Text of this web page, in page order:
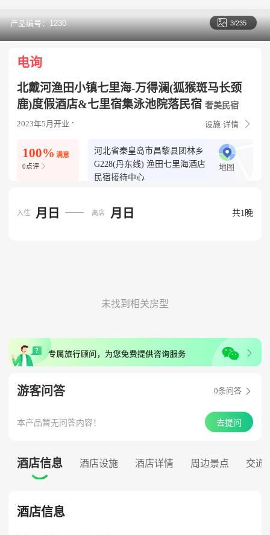
产品编号：1230  3/235
电询
北戴河渔田小镇七里海-万得澜(狐猴斑马长颈
鹿)度假酒店&七里宿集泳池院落民宿 奢美民宿
2023年5月开业
设施·详情 
100% 满意
0点评 
河北省秦皇岛市昌黎县团林乡
G228(丹东线) 渔田七里海酒店
民宿接待中心
地图
入住 月日 离店 月日 共1晚
未找到相关房型
游客问答 0条问答 
本产品暂无问答内容！ 去提问
酒店信息 酒店设施 酒店详情 周边景点 交通

酒店信息